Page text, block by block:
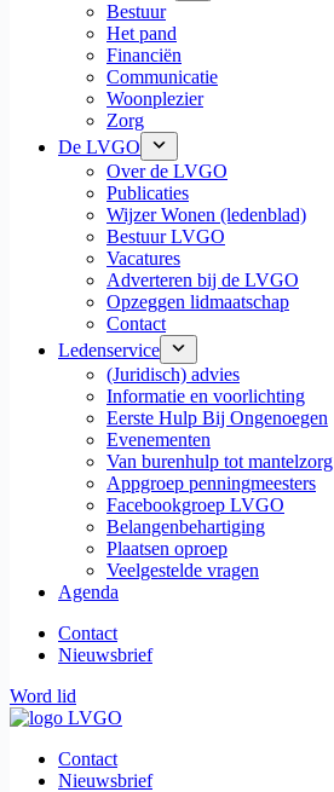
Bestuur
Het pand
Financiën
Communicatie
Woonplezier
Zorg
De LVGO
Over de LVGO
Publicaties
Wijzer Wonen (ledenblad)
Bestuur LVGO
Vacatures
Adverteren bij de LVGO
Opzeggen lidmaatschap
Contact
Ledenservice
(Juridisch) advies
Informatie en voorlichting
Eerste Hulp Bij Ongenoegen
Evenementen
Van burenhulp tot mantelzorg
Appgroep penningmeesters
Facebookgroep LVGO
Belangenbehartiging
Plaatsen oproep
Veelgestelde vragen
Agenda
Contact
Nieuwsbrief
Word lid
Contact
Nieuwsbrief